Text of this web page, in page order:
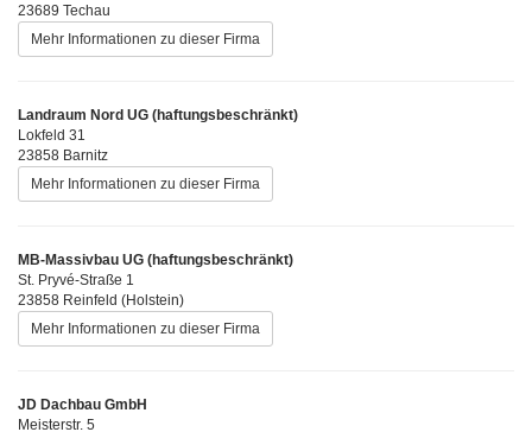
23689 Techau
Mehr Informationen zu dieser Firma
Landraum Nord UG (haftungsbeschränkt)
Lokfeld 31
23858 Barnitz
Mehr Informationen zu dieser Firma
MB-Massivbau UG (haftungsbeschränkt)
St. Pryvé-Straße 1
23858 Reinfeld (Holstein)
Mehr Informationen zu dieser Firma
JD Dachbau GmbH
Meisterstr. 5